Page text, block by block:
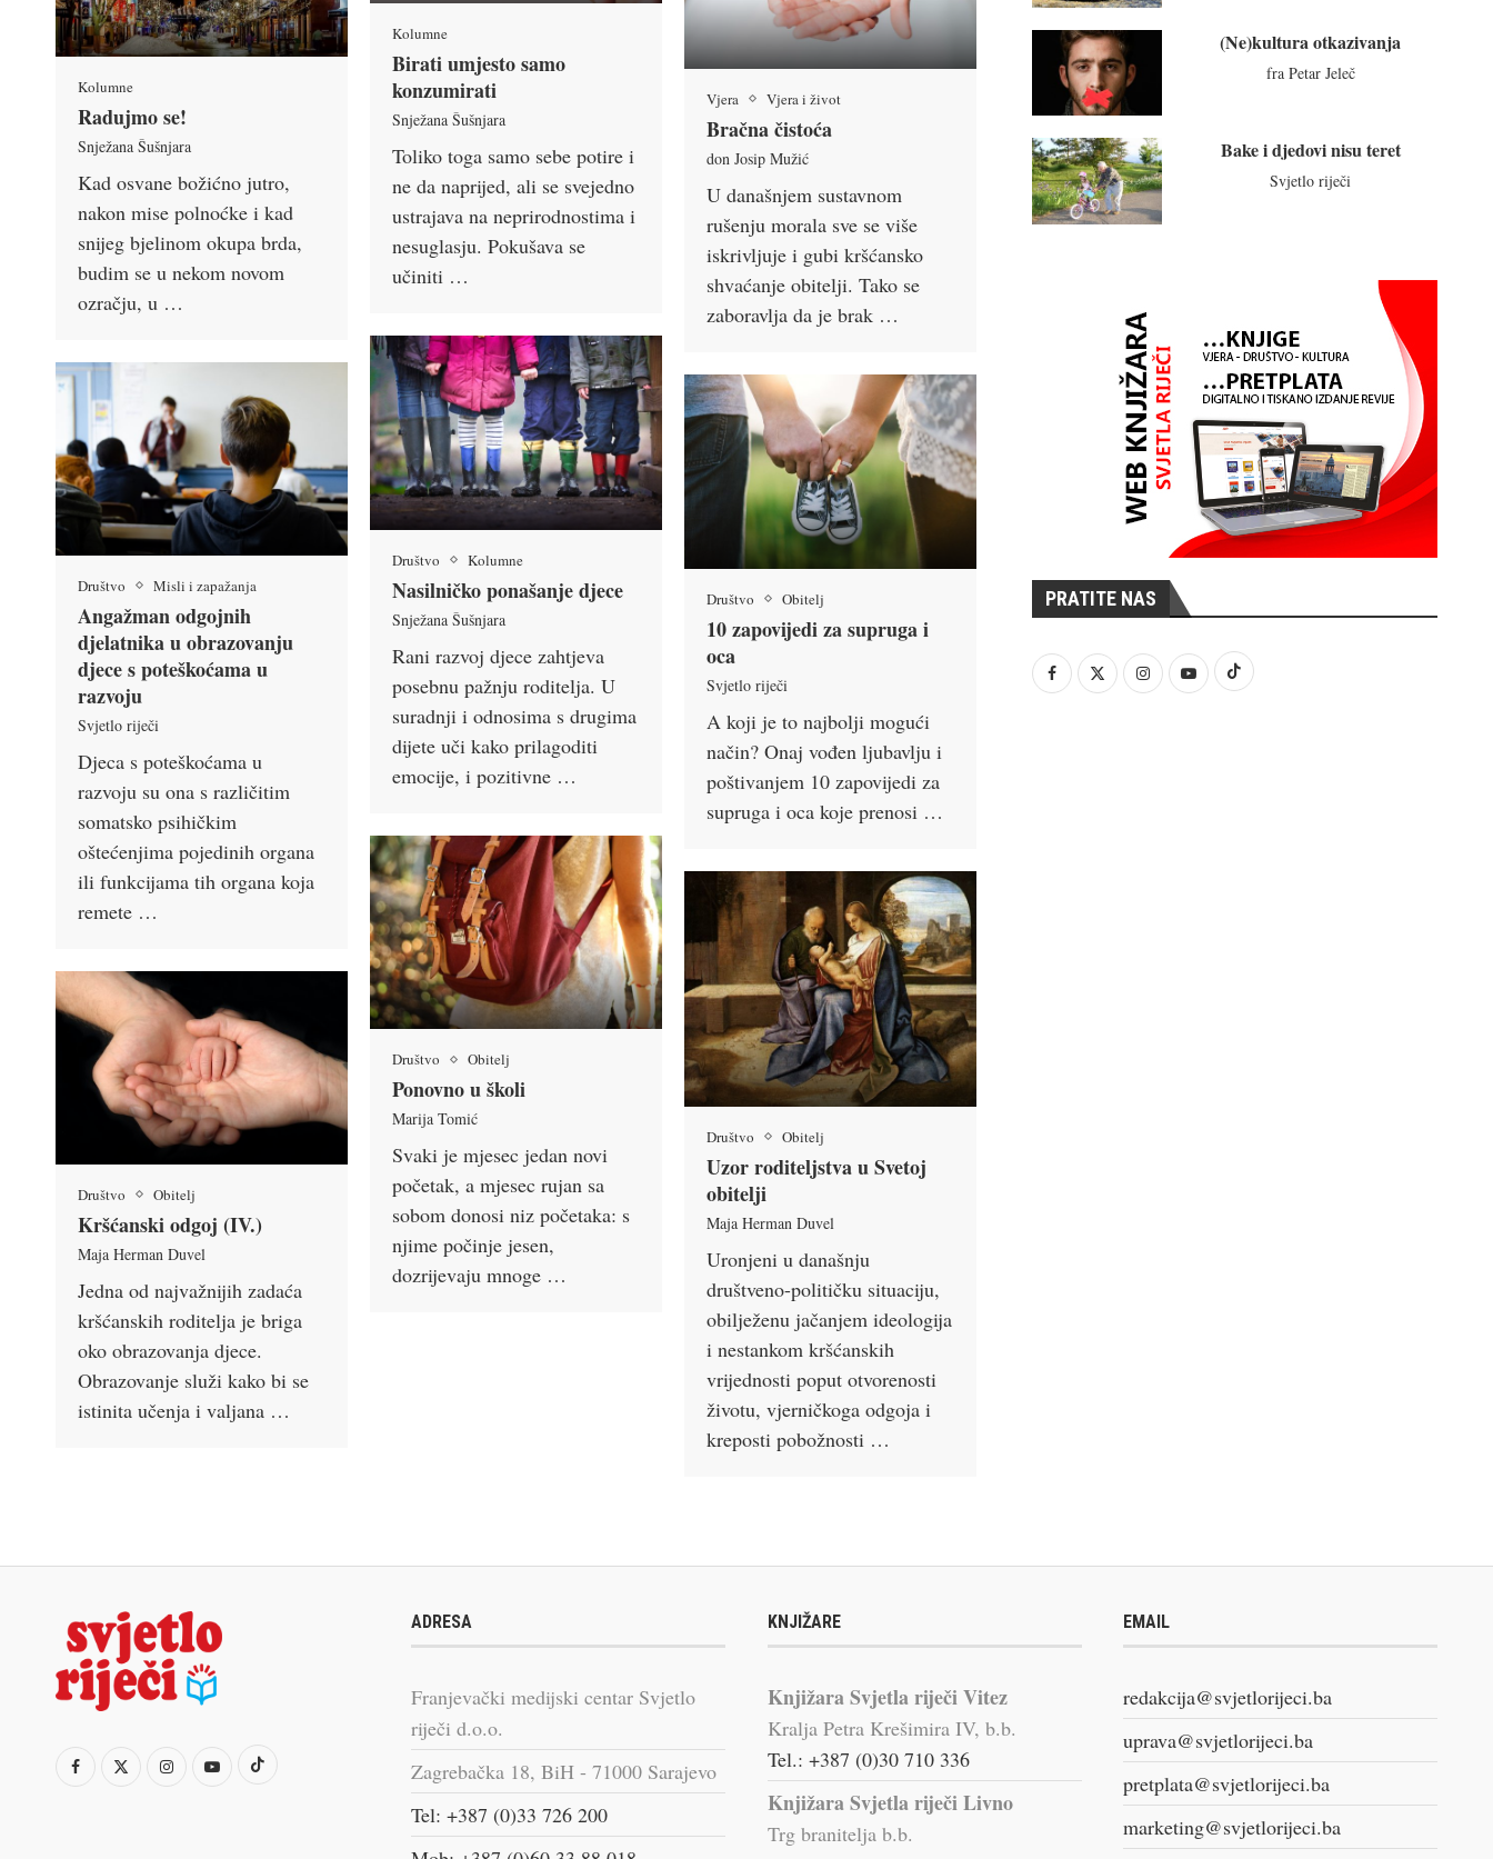
Kolumne
Birati umjesto samo
konzumirati
Snježana Šušnjara
Toliko toga samo sebe potire i
ne da naprijed, ali se svejedno
ustrajava na neprirodnostima i
nesuglasju. Pokušava se
učiniti …
Kolumne
Radujmo se!
Snježana Šušnjara
Kad osvane božićno jutro,
nakon mise polnoćke i kad
snijeg bjelinom okupa brda,
budim se u nekom novom
ozračju, u …
Vjera Vjera i život
Bračna čistoća
don Josip Mužić
U današnjem sustavnom
rušenju morala sve se više
iskrivljuje i gubi kršćansko
shvaćanje obitelji. Tako se
zaboravlja da je brak …
Društvo Kolumne
Nasilničko ponašanje djece
Snježana Šušnjara
Rani razvoj djece zahtjeva
posebnu pažnju roditelja. U
suradnji i odnosima s drugima
dijete uči kako prilagoditi
emocije, i pozitivne …
Društvo Misli i zapažanja
Angažman odgojnih
djelatnika u obrazovanju
djece s poteškoćama u
razvoju
Svjetlo riječi
Djeca s poteškoćama u
razvoju su ona s različitim
somatsko psihičkim
oštećenjima pojedinih organa
ili funkcijama tih organa koja
remete …
Društvo Obitelj
10 zapovijedi za supruga i
oca
Svjetlo riječi
A koji je to najbolji mogući
način? Onaj vođen ljubavlju i
poštivanjem 10 zapovijedi za
supruga i oca koje prenosi …
Društvo Obitelj
Ponovno u školi
Marija Tomić
Svaki je mjesec jedan novi
početak, a mjesec rujan sa
sobom donosi niz početaka: s
njime počinje jesen,
dozrijevaju mnoge …
Društvo Obitelj
Uzor roditeljstva u Svetoj
obitelji
Maja Herman Duvel
Uronjeni u današnju
društveno-političku situaciju,
obilježenu jačanjem ideologija
i nestankom kršćanskih
vrijednosti poput otvorenosti
životu, vjerničkoga odgoja i
kreposti pobožnosti …
Društvo Obitelj
Kršćanski odgoj (IV.)
Maja Herman Duvel
Jedna od najvažnijih zadaća
kršćanskih roditelja je briga
oko obrazovanja djece.
Obrazovanje služi kako bi se
istinita učenja i valjana …
(Ne)kultura otkazivanja
fra Petar Jeleč
Bake i djedovi nisu teret
Svjetlo riječi
PRATITE NAS
ADRESA
Franjevački medijski centar Svjetlo
riječi d.o.o.
Zagrebačka 18, BiH - 71000 Sarajevo
Tel: +387 (0)33 726 200
KNJIŽARE
Knjižara Svjetla riječi Vitez
Kralja Petra Krešimira IV, b.b.
Tel.: +387 (0)30 710 336
Knjižara Svjetla riječi Livno
Trg branitelja b.b.
EMAIL
redakcija@svjetlorijeci.ba
uprava@svjetlorijeci.ba
pretplata@svjetlorijeci.ba
marketing@svjetlorijeci.ba